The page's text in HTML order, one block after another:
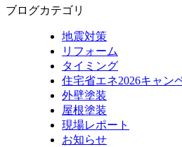
ブログカテゴリ
地震対策
リフォーム
タイミング
住宅省エネ2026キャン
外壁塗装
屋根塗装
現場レポート
お知らせ